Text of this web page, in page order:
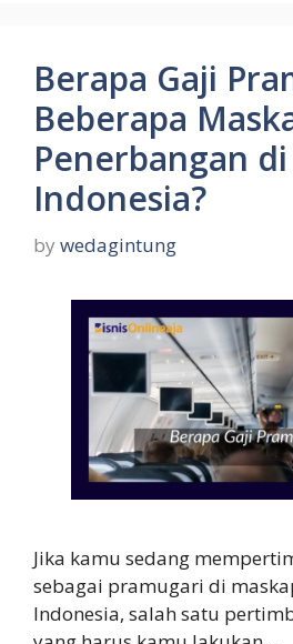
Berapa Gaji
Beberapa
Penerbangan di
Indonesia?
by wedagintung
Jika kamu sedang
sebagai pramugari di
Indonesia, salah satu